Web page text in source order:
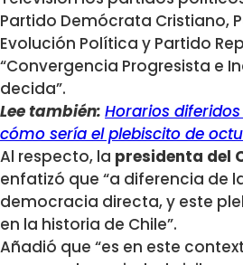
Partido Demócrata Cristiano,
Evolución Política y Partido
“Convergencia Progresista e
decida”.
Lee también: Horarios
cómo sería el plebiscito de
Al respecto, la presidenta del
enfatizó que “a diferencia de
democracia directa, y este
en la historia de Chile”.
Añadió que “es en este